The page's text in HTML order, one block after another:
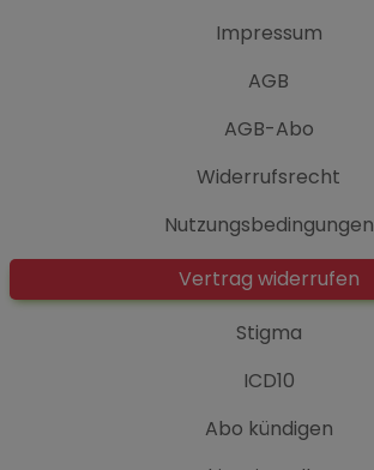
Impressum
AGB
AGB-Abo
Widerrufsrecht
Nutzungsbedingungen
Vertrag widerrufen
Stigma
ICD10
Abo kündigen